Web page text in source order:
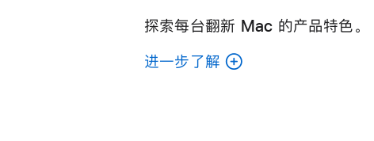
探索每台翻新 Mac 的产品特色。
进一步了解